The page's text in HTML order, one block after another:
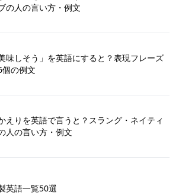
の人の言い方・例文
美味しそう」を英語にすると？表現フレーズ
個の例文
えりを英語で言うと？スラング・ネイティ
人の言い方・例文
英語一覧50選